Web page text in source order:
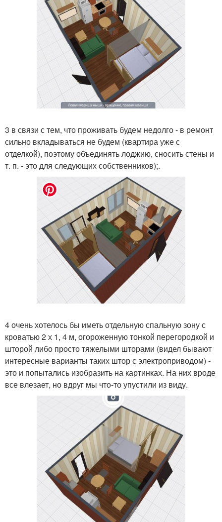
3 в связи с тем, что проживать будем недолго - в ремонт
сильно вкладываться не будем (квартира уже с
отделкой), поэтому объединять лоджию, сносить стены и
т. п. - это для следующих собственников);.
4 очень хотелось бы иметь отдельную спальную зону с
кроватью 2 х 1, 4 м, огороженную тонкой перегородкой и
шторой либо просто тяжелыми шторами (видел бывают
интересные варианты таких штор с электроприводом) -
это и попытались изобразить на картинках. На них вроде
все влезает, но вдруг мы что-то упустили из виду.